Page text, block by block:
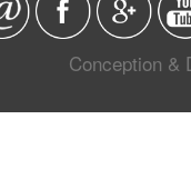
Conception &